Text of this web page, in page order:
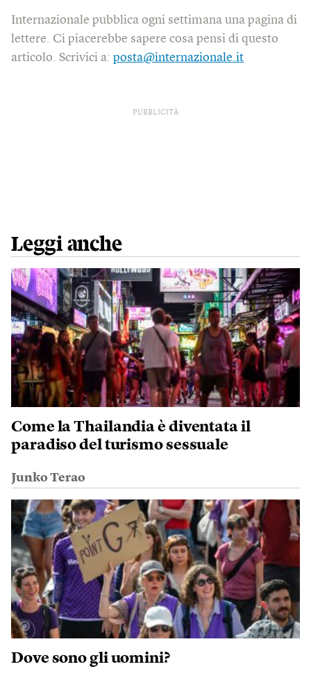
Internazionale pubblica ogni settimana una pagina di
lettere. Ci piacerebbe sapere cosa pensi di questo
articolo. Scrivici a: posta@internazionale.it
PUBBLICITÀ
Leggi anche
Come la Thailandia è diventata il
paradiso del turismo sessuale
Junko Terao
Dove sono gli uomini?